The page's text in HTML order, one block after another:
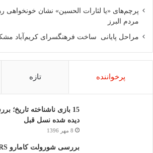
پرچم‌های «یا لثارات الحسین» نشان خونخواهی
مردم البرز
مراحل پایانی ساخت فرهنگسرای کریم‌آباد
پرخواننده تازه
15 بازی ناشناخته تاریخ؛
دیده شده نسل قبل
8 مهر 1396